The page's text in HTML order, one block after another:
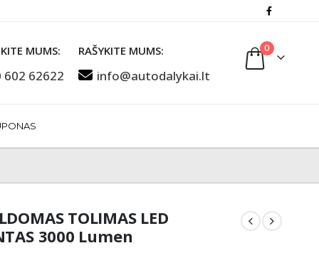
MUMS:
602 62622
RAŠYKITE MUMS:
info@autodalykai.lt
0
TOLIMAS LED
3000 Lumen